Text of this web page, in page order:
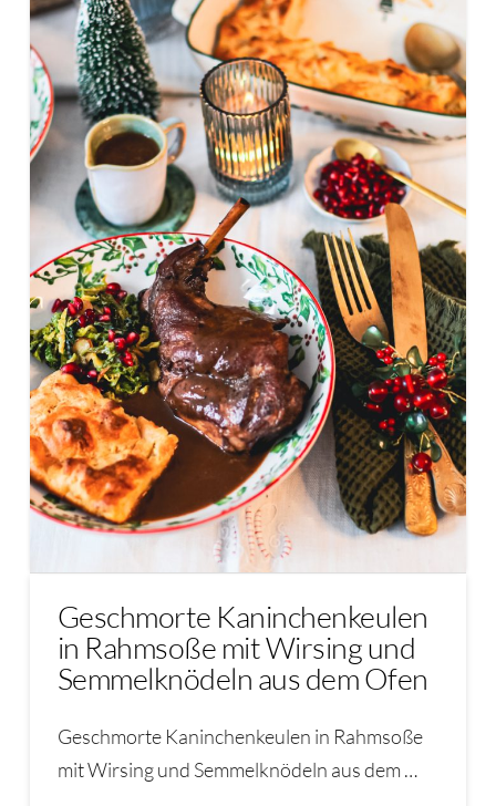
Geschmorte Kaninchenkeulen
in Rahmsoße mit Wirsing und
Semmelknödeln aus dem Ofen
Geschmorte Kaninchenkeulen in Rahmsoße
mit Wirsing und Semmelknödeln aus dem …